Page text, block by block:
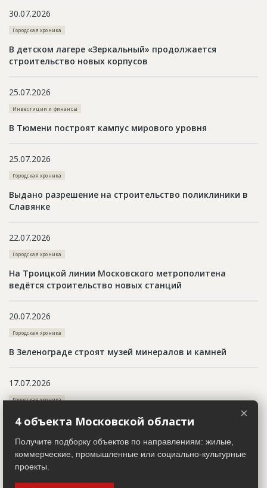
30.07.2026
Городская хроника
В детском лагере «Зеркальный» продолжается
строительство новых корпусов
25.07.2026
Инвестиции и финансы
В Тюмени построят кампус мирового уровня
25.07.2026
Городская хроника
Выдано разрешение на строительство поликлиники в
Славянке
22.07.2026
Городская хроника
На Троицкой линии Московского метрополитена
ведётся строительство новых станций
20.07.2026
Городская хроника
В Зеленограде строят музей минералов и камней
17.07.2026
Городская хроника
В Коммунарке началось строительство ФОКа и центра
16.07.2026
×
4 объекта Московской области
Получите подборку объектов по направлениям: жилые,
коммерческие, промышленные или социально-культурные
проекты.